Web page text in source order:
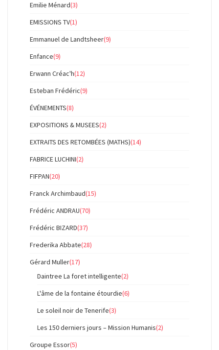
Emilie Ménard(3)
EMISSIONS TV(1)
Emmanuel de Landtsheer(9)
Enfance(9)
Erwann Créac'h(12)
Esteban Frédéric(9)
ÉVÉNEMENTS(8)
EXPOSITIONS & MUSEES(2)
EXTRAITS DES RETOMBÉES (MATHS)(14)
FABRICE LUCHINI(2)
FIFPAN(20)
Franck Archimbaud(15)
Frédéric ANDRAU(70)
Frédéric BIZARD(37)
Frederika Abbate(28)
Gérard Muller(17)
Daintree La foret intelligente(2)
L'âme de la fontaine étourdie(6)
Le soleil noir de Tenerife(3)
Les 150 derniers jours – Mission Humanis(2)
Groupe Essor(5)